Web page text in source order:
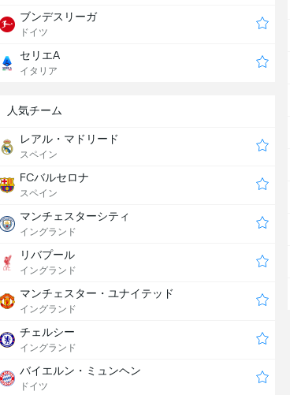
ブンデスリーガ
ドイツ
セリエA
イタリア
人気チーム
レアル・マドリード
スペイン
FCバルセロナ
スペイン
マンチェスターシティ
イングランド
リバプール
イングランド
マンチェスター・ユナイテッド
イングランド
チェルシー
イングランド
バイエルン・ミュンヘン
ドイツ